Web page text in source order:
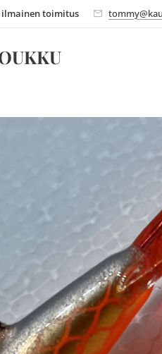
ilmainen toimitus